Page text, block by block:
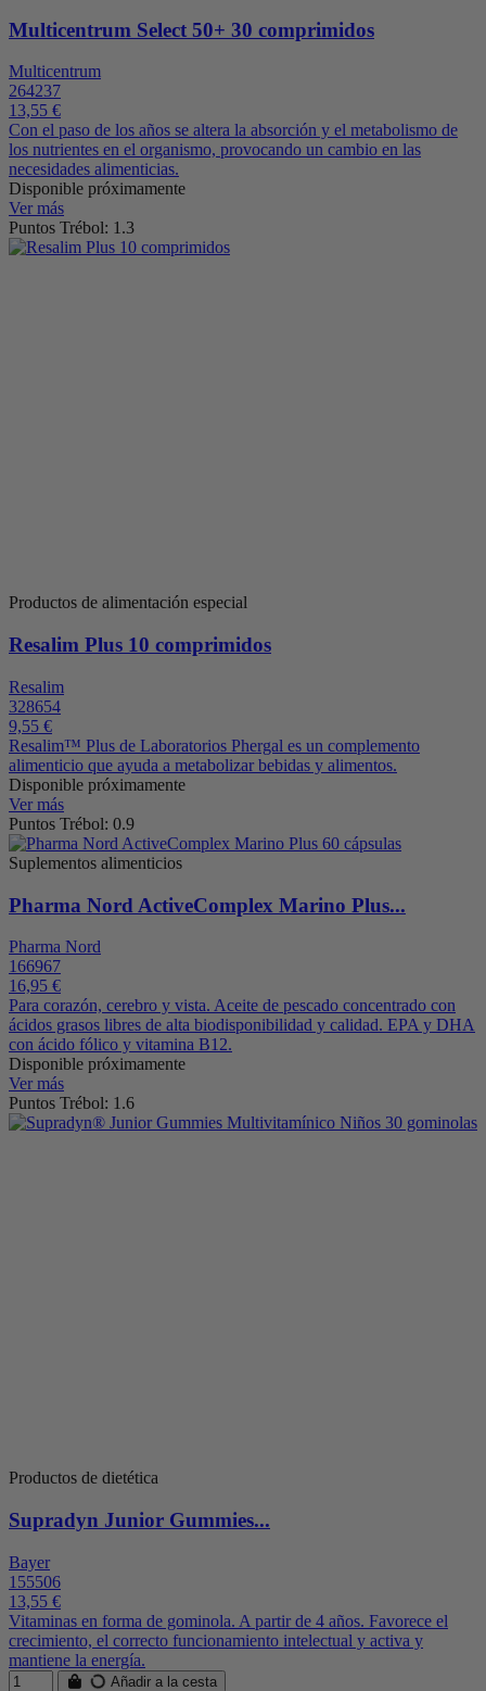
Multicentrum Select 50+ 30 comprimidos
Multicentrum
264237
13,55 €
Con el paso de los años se altera la absorción y el metabolismo de
los nutrientes en el organismo, provocando un cambio en las
necesidades alimenticias.
Disponible próximamente
Ver más
Puntos Trébol: 1.3
Productos de alimentación especial
Resalim Plus 10 comprimidos
Resalim
328654
9,55 €
Resalim™ Plus de Laboratorios Phergal es un complemento
alimenticio que ayuda a metabolizar bebidas y alimentos.
Disponible próximamente
Ver más
Puntos Trébol: 0.9
Suplementos alimenticios
Pharma Nord ActiveComplex Marino Plus...
Pharma Nord
166967
16,95 €
Para corazón, cerebro y vista. Aceite de pescado concentrado con
ácidos grasos libres de alta biodisponibilidad y calidad. EPA y DHA
con ácido fólico y vitamina B12.
Disponible próximamente
Ver más
Puntos Trébol: 1.6
Productos de dietética
Supradyn Junior Gummies...
Bayer
155506
13,55 €
Vitaminas en forma de gominola. A partir de 4 años. Favorece el
crecimiento, el correcto funcionamiento intelectual y activa y
mantiene la energía.
Añadir a la cesta